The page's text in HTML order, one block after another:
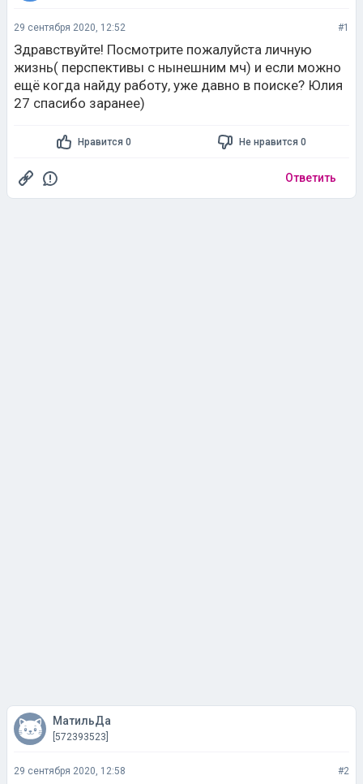
29 сентября 2020, 12:52 #1
Здравствуйте! Посмотрите пожалуйста личную
жизнь( перспективы с нынешним мч) и если можно
ещё когда найду работу, уже давно в поиске? Юлия
27 спасибо заранее)
Нравится 0 Не нравится 0
Ответить
МатильДа
[572393523]
29 сентября 2020, 12:58 #2